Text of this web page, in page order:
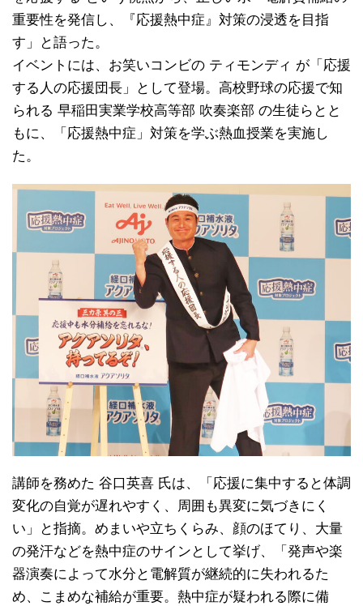
重要性を発信し、『応援熱中症』対策の浸透を目指
す」と語った。
イベントには、お笑いコンビの ティモンディ が「応援
する人の応援団長」として登場。高校野球の応援で知
られる 早稲田実業学校高等部 吹奏楽部 の生徒らとと
もに、「応援熱中症」対策を学ぶ熱血授業を実施し
た。
講師を務めた 谷口英喜 氏は、「応援に集中すると体調
変化の自覚が遅れやすく、周囲も異変に気づきにく
い」と指摘。めまいや立ちくらみ、顔のほてり、大量
の発汗などを熱中症のサインとして挙げ、「発声や楽
器演奏によって水分と電解質が継続的に失われるた
め、こまめな補給が重要。熱中症が疑われる際に備